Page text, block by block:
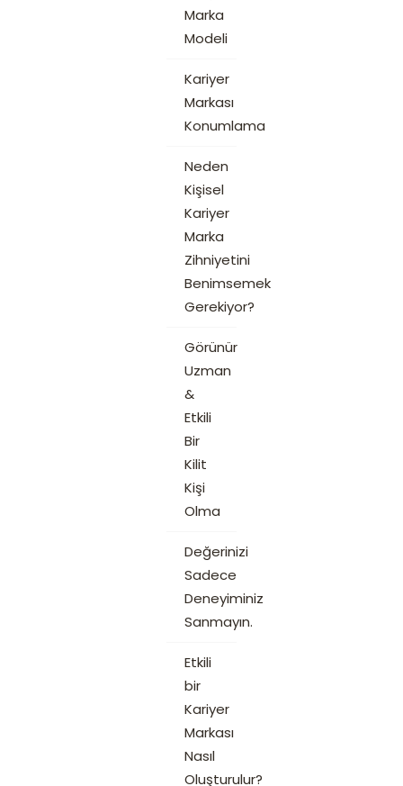
Marka
Modeli
Kariyer
Markası
Konumlama
Neden
Kişisel
Kariyer
Marka
Zihniyetini
Benimsemek
Gerekiyor?
Görünür
Uzman
&
Etkili
Bir
Kilit
Kişi
Olma
Değerinizi
Sadece
Deneyiminiz
Sanmayın.
Etkili
bir
Kariyer
Markası
Nasıl
Oluşturulur?